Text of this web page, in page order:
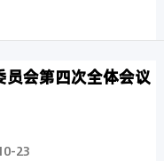
员会第四次全体会议
23